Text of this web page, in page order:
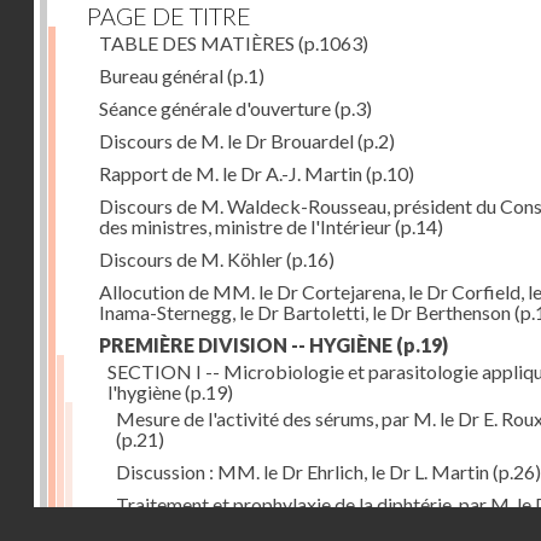
PAGE DE TITRE
TABLE DES MATIÈRES (p.1063)
Bureau général(p.1)
Séance générale d'ouverture(p.3)
Discours de M. le Dr Brouardel(p.2)
Rapport de M. le Dr A.-J. Martin(p.10)
Discours de M. Waldeck-Rousseau, président du
des ministres, ministre de l'Intérieur(p.14)
Discours de M. Köhler(p.16)
Allocution de MM. le Dr Cortejarena, le Dr Corfield,
Inama-Sternegg, le Dr Bartoletti, le Dr Berthenson
PREMIÈRE DIVISION -- HYGIÈNE (p.19)
SECTION I -- Microbiologie et parasitologie
l'hygiène(p.19)
Mesure de l'activité des sérums, par M. le Dr E.
(p.21)
Discussion : MM. le Dr Ehrlich, le Dr L. Martin(p.26)
Traitement et prophylaxie de la diphtérie, par M. le